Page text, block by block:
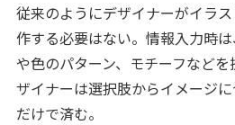
従来のようにデザイナーがイラ
作する必要はない。情報入力時
や色のパターン、モチーフなど
ザイナーは選択肢からイメージ
だけで済む。